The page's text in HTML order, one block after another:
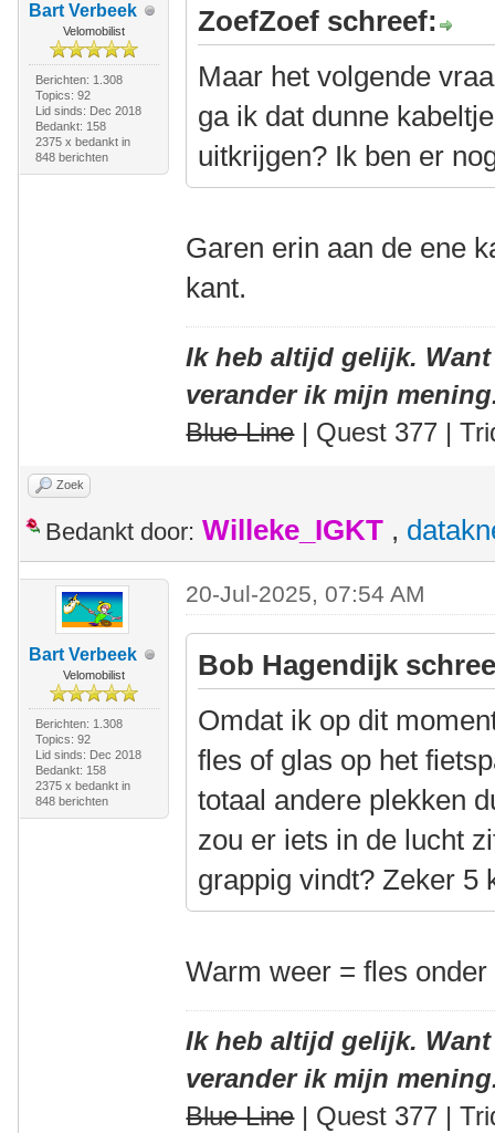
Bart Verbeek
Velomobilist
Berichten: 1.308
Topics: 92
Lid sinds: Dec 2018
Bedankt: 158
2375 x bedankt in
848 berichten
ZoefZoef schreef:
Maar het volgende
ga ik dat dunne
uitkrijgen? Ik ben er
Garen erin aan de ene
kant.
Ik heb altijd gelijk.
verander ik mijn
Blue Line| Quest 377 |
Zoek
Bedankt door: Willeke_IGKT ,
Bart Verbeek
Velomobilist
Berichten: 1.308
Topics: 92
Lid sinds: Dec 2018
Bedankt: 158
2375 x bedankt in
848 berichten
20-Jul-2025, 07:54 AM
Bob Hagendijk
Omdat ik op dit
fles of glas op het
totaal andere plekken
zou er iets in de lucht
grappig vindt? Zeker 5
Warm weer = fles
Ik heb altijd gelijk.
verander ik mijn
Blue Line| Quest 377 |